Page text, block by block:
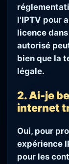
l'IPTV pour
licence
autorisé
bien que la
légale.
2. Ai-je
internet
Oui, pour
expérience
pour les